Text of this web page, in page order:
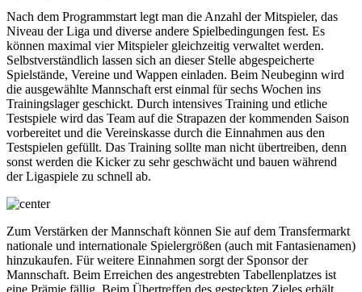
Nach dem Programmstart legt man die Anzahl der Mitspieler, das
Niveau der Liga und diverse andere Spielbedingungen fest. Es
können maximal vier Mitspieler gleichzeitig verwaltet werden.
Selbstverständlich lassen sich an dieser Stelle abgespeicherte
Spielstände, Vereine und Wappen einladen. Beim Neubeginn wird
die ausgewählte Mannschaft erst einmal für sechs Wochen ins
Trainingslager geschickt. Durch intensives Training und etliche
Testspiele wird das Team auf die Strapazen der kommenden Saison
vorbereitet und die Vereinskasse durch die Einnahmen aus den
Testspielen gefüllt. Das Training sollte man nicht übertreiben, denn
sonst werden die Kicker zu sehr geschwächt und bauen während
der Ligaspiele zu schnell ab.
Zum Verstärken der Mannschaft können Sie auf dem Transfermarkt
nationale und internationale Spielergrößen (auch mit Fantasienamen)
hinzukaufen. Für weitere Einnahmen sorgt der Sponsor der
Mannschaft. Beim Erreichen des angestrebten Tabellenplatzes ist
eine Prämie fällig. Beim Übertreffen des gesteckten Zieles erhält